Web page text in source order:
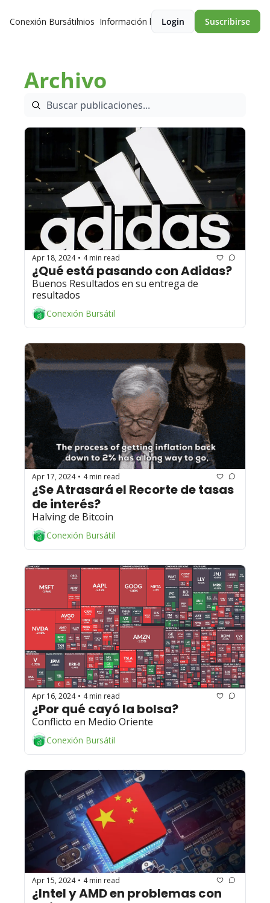
Conexión BursátilPremios Información legalLogin Suscribirse
Archivo
Apr 18, 2024 • 4 min read
Buenos Resultados en su entrega de
resultados
Conexión Bursátil
Apr 17, 2024 • 4 min read
¿Se Atrasará el Recorte de tasas
Halving de Bitcoin
Conexión Bursátil
Apr 16, 2024 • 4 min read
Conflicto en Medio Oriente
Conexión Bursátil
Apr 15, 2024 • 4 min read
¿Intel y AMD en problemas con